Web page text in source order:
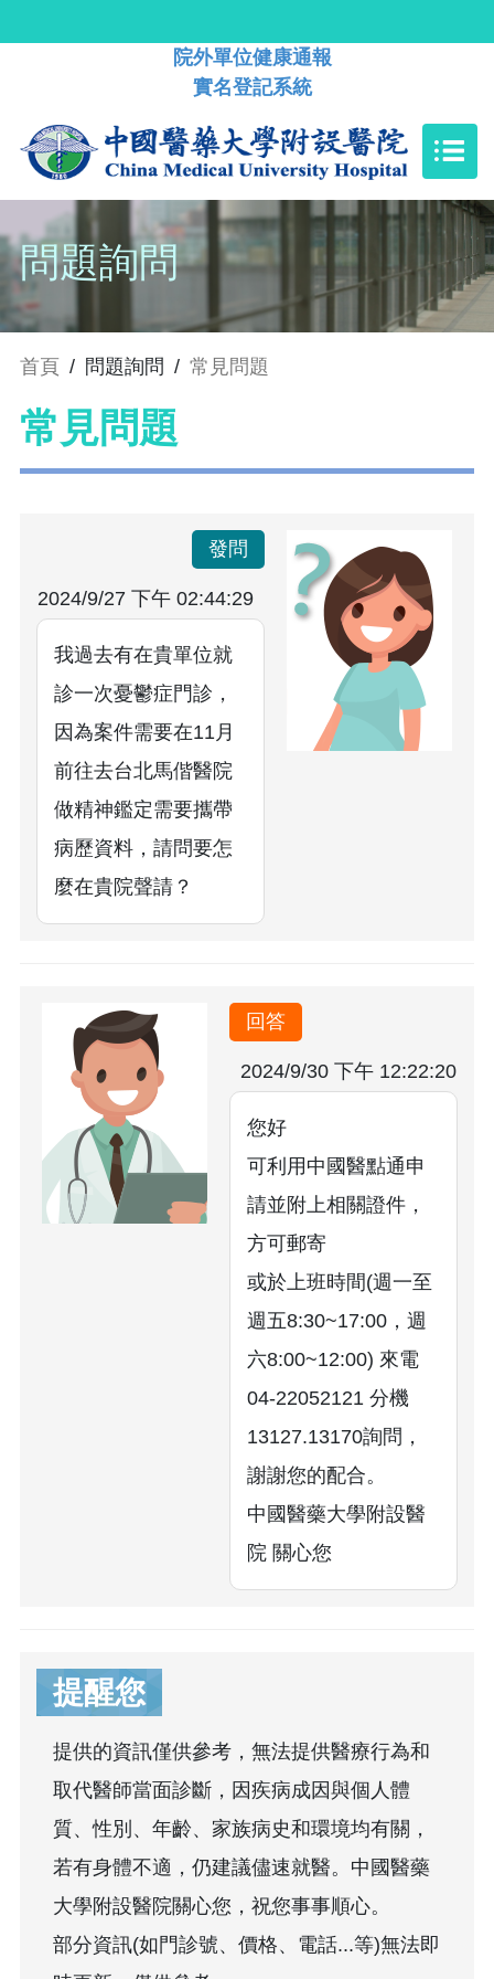
院外單位健康通報
實名登記系統
問題詢問
首頁 / 問題詢問 / 常見問題
常見問題
發問
2024/9/27 下午 02:44:29
我過去有在貴單位就
診一次憂鬱症門診，
因為案件需要在11月
前往去台北馬偕醫院
做精神鑑定需要攜帶
病歷資料，請問要怎
麼在貴院聲請？
回答
2024/9/30 下午 12:22:20
您好
可利用中國醫點通申
請並附上相關證件，
方可郵寄
或於上班時間(週一至
週五8:30~17:00，週
六8:00~12:00) 來電
04-22052121 分機
13127.13170詢問，
謝謝您的配合。
中國醫藥大學附設醫
院 關心您
提醒您
提供的資訊僅供參考，無法提供醫療行為和
取代醫師當面診斷，因疾病成因與個人體
質、性別、年齡、家族病史和環境均有關，
若有身體不適，仍建議儘速就醫。中國醫藥
大學附設醫院關心您，祝您事事順心。
部分資訊(如門診號、價格、電話...等)無法即